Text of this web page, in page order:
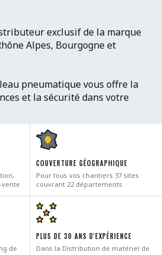
exclusif de la marque
Alpes, Bourgogne et
pneumatique vous offre la
et la sécurité dans votre
COUVERTURE GÉOGRAPHIQUE
Pour tous vos chantiers 37 sites
couvrant 22 départements
de
PLUS DE 30 ANS D'EXPÉRIENCE
Dans la Distribution de matériel de